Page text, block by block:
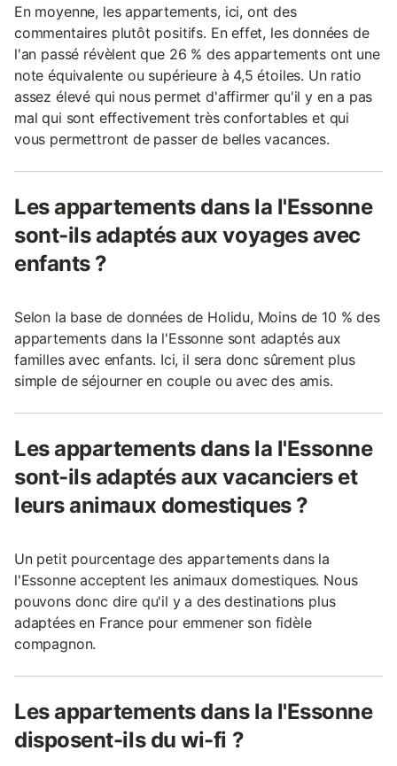
En moyenne, les appartements, ici, ont des
commentaires plutôt positifs. En effet, les données de
l'an passé révèlent que 26 % des appartements ont une
note équivalente ou supérieure à 4,5 étoiles. Un ratio
assez élevé qui nous permet d'affirmer qu'il y en a pas
mal qui sont effectivement très confortables et qui
vous permettront de passer de belles vacances.
Les appartements dans la l'Essonne
sont-ils adaptés aux voyages avec
enfants ?
Selon la base de données de Holidu, Moins de 10 % des
appartements dans la l'Essonne sont adaptés aux
familles avec enfants. Ici, il sera donc sûrement plus
simple de séjourner en couple ou avec des amis.
Les appartements dans la l'Essonne
sont-ils adaptés aux vacanciers et
leurs animaux domestiques ?
Un petit pourcentage des appartements dans la
l'Essonne acceptent les animaux domestiques. Nous
pouvons donc dire qu'il y a des destinations plus
adaptées en France pour emmener son fidèle
compagnon.
Les appartements dans la l'Essonne
disposent-ils du wi-fi ?